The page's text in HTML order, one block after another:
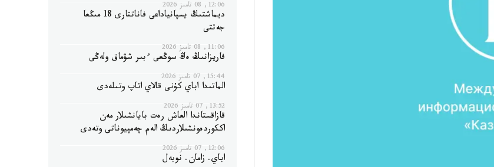
12:06, 08 تامىز 2026
ديماشتىڭ يسپانياداعى فاناتتارى 18 مىڭعا
جەتتى
11:06, 08 تامىز 2026
فاريزانىڭ ەڭ سوڭعى ءبىر شۋماق ولەڭى
15:44, 07 تامىز 2026
الماتىدا اباي كۇنى قالاي اتاپ وتىلەدى
13:52, 07 تامىز 2026
قازاقستاندا العاش رەت بايانشىلار مەن
اككوردەونشىلاردىڭ الەم چەمپيوناتى وتەدى
12:06, 07 تامىز 2026
اباي. زامان. نوبەل